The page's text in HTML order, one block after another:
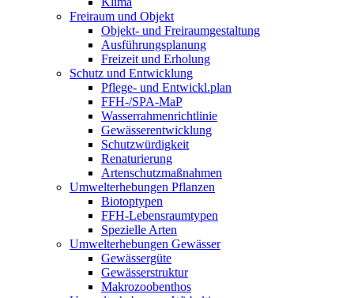
Freiraum und Objekt
Objekt- und Freiraumgestaltung
Ausführungsplanung
Freizeit und Erholung
Schutz und Entwicklung
Pflege- und Entwickl.plan
FFH-/SPA-MaP
Wasserrahmenrichtlinie
Gewässerentwicklung
Schutzwürdigkeit
Renaturierung
Artenschutzmaßnahmen
Umwelterhebungen Pflanzen
Biotoptypen
FFH-Lebensraumtypen
Spezielle Arten
Umwelterhebungen Gewässer
Gewässergüte
Gewässerstruktur
Makrozoobenthos